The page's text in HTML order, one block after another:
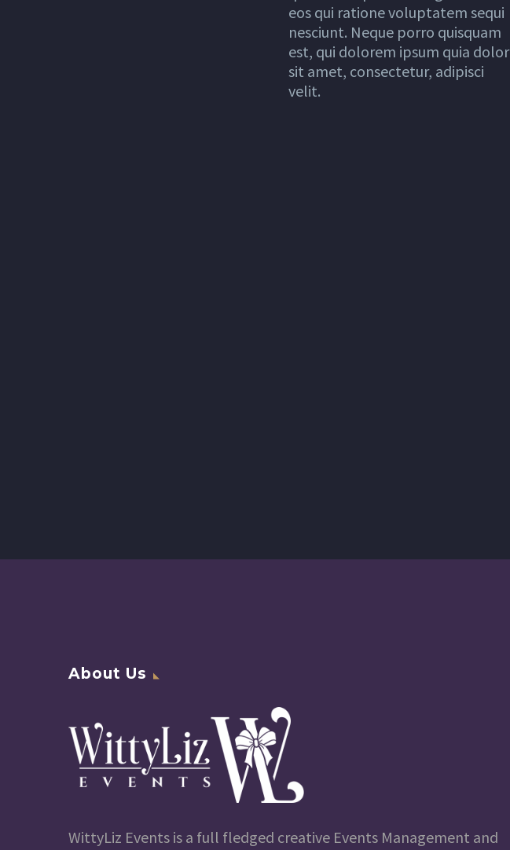
eos qui ratione voluptatem sequi
nesciunt. Neque porro quisquam
est, qui dolorem ipsum quia dolor
sit amet, consectetur, adipisci
velit.
About Us
WittyLiz Events is a full fledged creative Events Management and